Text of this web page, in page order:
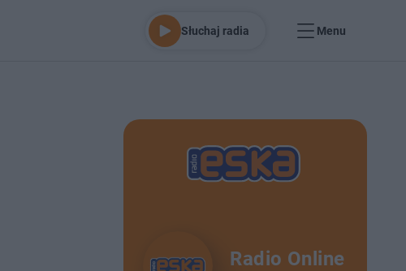
Słuchaj radia Menu
Radio Online